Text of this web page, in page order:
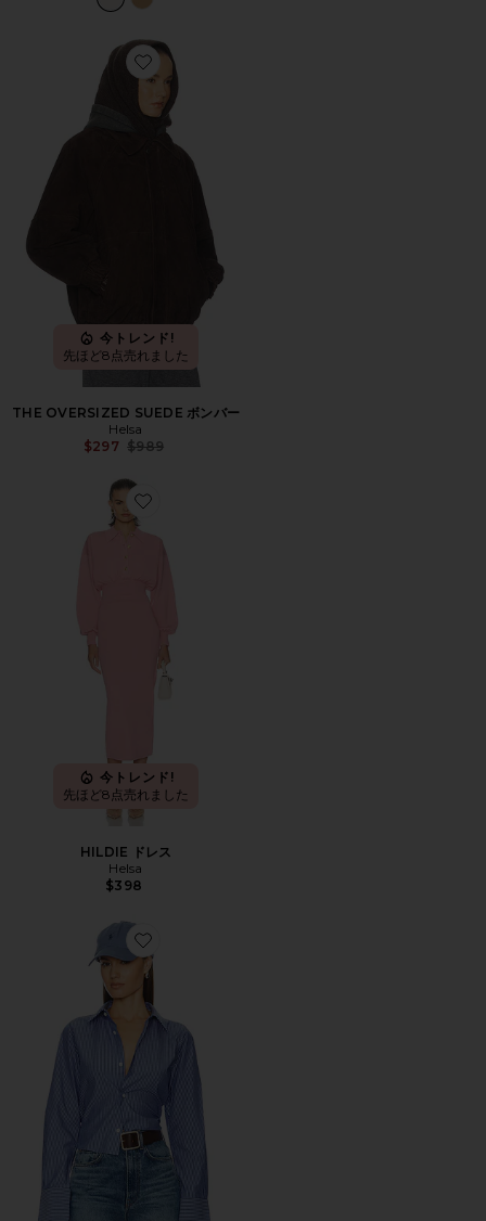
Favorite THE OVERSIZED SUEDE ボンバー
今トレンド!
先ほど8点売れました
THE OVERSIZED SUEDE ボンバー
Helsa
$297 Previous price:
$989
Favorite HILDIE ドレス
今トレンド!
先ほど8点売れました
HILDIE ドレス
Helsa
$398
Favorite PINSTRIPE POPLIN スリムシャツ